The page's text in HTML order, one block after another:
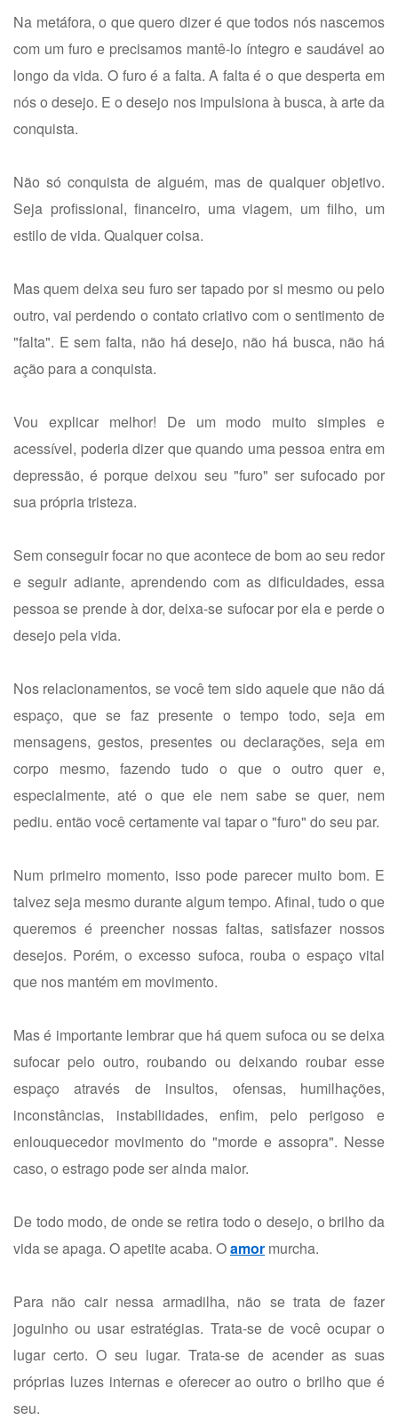
Na metáfora, o que quero dizer é que todos nós nascemos
com um furo e precisamos mantê-lo íntegro e saudável ao
longo da vida. O furo é a falta. A falta é o que desperta em
nós o desejo. E o desejo nos impulsiona à busca, à arte da
conquista.
Não só conquista de alguém, mas de qualquer objetivo.
Seja profissional, financeiro, uma viagem, um filho, um
estilo de vida. Qualquer coisa.
Mas quem deixa seu furo ser tapado por si mesmo ou pelo
outro, vai perdendo o contato criativo com o sentimento de
"falta". E sem falta, não há desejo, não há busca, não há
ação para a conquista.
Vou explicar melhor! De um modo muito simples e
acessível, poderia dizer que quando uma pessoa entra em
depressão, é porque deixou seu "furo" ser sufocado por
sua própria tristeza.
Sem conseguir focar no que acontece de bom ao seu redor
e seguir adiante, aprendendo com as dificuldades, essa
pessoa se prende à dor, deixa-se sufocar por ela e perde o
desejo pela vida.
Nos relacionamentos, se você tem sido aquele que não dá
espaço, que se faz presente o tempo todo, seja em
mensagens, gestos, presentes ou declarações, seja em
corpo mesmo, fazendo tudo o que o outro quer e,
especialmente, até o que ele nem sabe se quer, nem
pediu. então você certamente vai tapar o "furo" do seu par.
Num primeiro momento, isso pode parecer muito bom. E
talvez seja mesmo durante algum tempo. Afinal, tudo o que
queremos é preencher nossas faltas, satisfazer nossos
desejos. Porém, o excesso sufoca, rouba o espaço vital
que nos mantém em movimento.
Mas é importante lembrar que há quem sufoca ou se deixa
sufocar pelo outro, roubando ou deixando roubar esse
espaço através de insultos, ofensas, humilhações,
inconstâncias, instabilidades, enfim, pelo perigoso e
enlouquecedor movimento do "morde e assopra". Nesse
caso, o estrago pode ser ainda maior.
De todo modo, de onde se retira todo o desejo, o brilho da
vida se apaga. O apetite acaba. Oamor murcha.
Para não cair nessa armadilha, não se trata de fazer
joguinho ou usar estratégias. Trata-se de você ocupar o
lugar certo. O seu lugar. Trata-se de acender as suas
próprias luzes internas e oferecer ao outro o brilho que é
seu.